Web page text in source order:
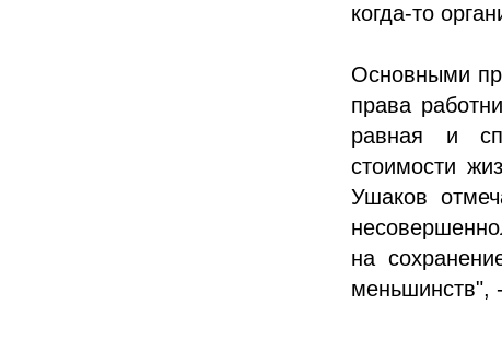
когда-то
Основными
права
равная и
стоимости
Ушаков
на
меньшинств",